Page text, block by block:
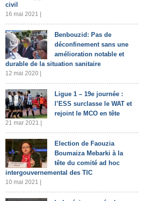
civil
16 mai 2021 |
Benbouzid: Pas de
déconfinement sans une
amélioration notable et
durable de la situation sanitaire
12 mai 2020 |
Ligue 1 – 19e journée :
l’ESS surclasse le WAT et
rejoint le MCO en tête
21 mar 2021 |
Election de Faouzia
Boumaiza Mebarki à la
tête du comité ad hoc
intergouvernemental des TIC
10 mai 2021 |